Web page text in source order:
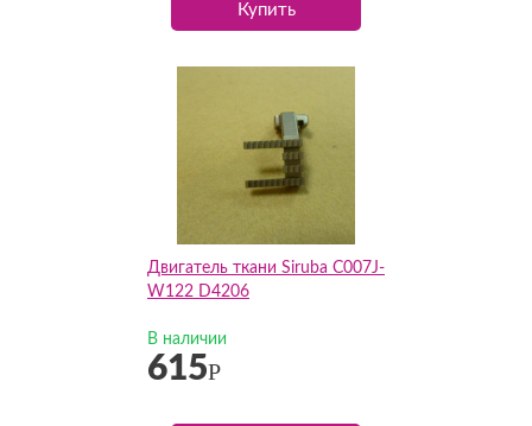
Купить
Двигатель ткани Siruba C007J-
W122 D4206
В наличии
615Р